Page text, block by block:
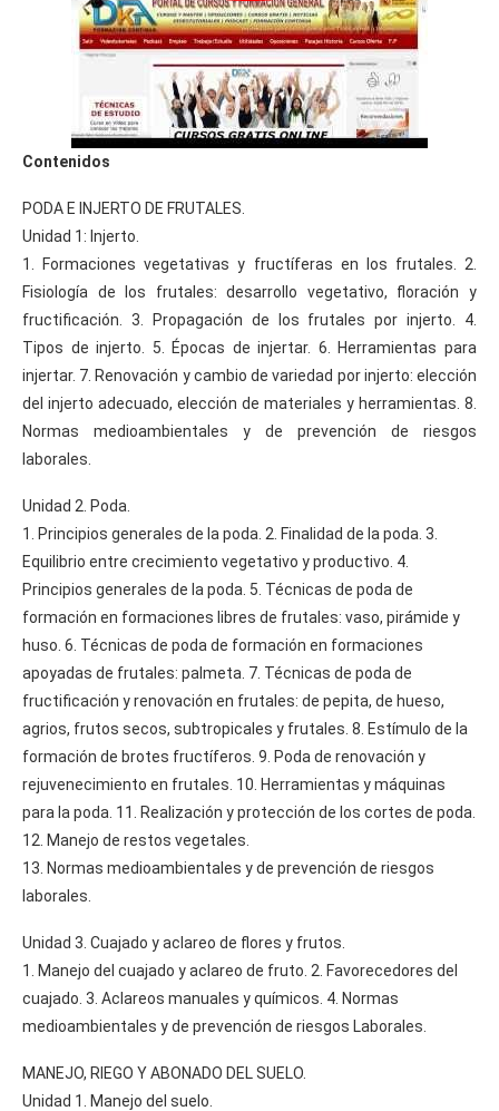
Contenidos
PODA E INJERTO DE FRUTALES.
Unidad 1: Injerto.
1. Formaciones vegetativas y fructíferas en los frutales. 2.
Fisiología de los frutales: desarrollo vegetativo, floración y
fructificación. 3. Propagación de los frutales por injerto. 4.
Tipos de injerto. 5. Épocas de injertar. 6. Herramientas para
injertar. 7. Renovación y cambio de variedad por injerto: elección
del injerto adecuado, elección de materiales y herramientas. 8.
Normas medioambientales y de prevención de riesgos
laborales.
Unidad 2. Poda.
1. Principios generales de la poda. 2. Finalidad de la poda. 3.
Equilibrio entre crecimiento vegetativo y productivo. 4.
Principios generales de la poda. 5. Técnicas de poda de
formación en formaciones libres de frutales: vaso, pirámide y
huso. 6. Técnicas de poda de formación en formaciones
apoyadas de frutales: palmeta. 7. Técnicas de poda de
fructificación y renovación en frutales: de pepita, de hueso,
agrios, frutos secos, subtropicales y frutales. 8. Estímulo de la
formación de brotes fructíferos. 9. Poda de renovación y
rejuvenecimiento en frutales. 10. Herramientas y máquinas
para la poda. 11. Realización y protección de los cortes de poda.
12. Manejo de restos vegetales.
13. Normas medioambientales y de prevención de riesgos
laborales.
Unidad 3. Cuajado y aclareo de flores y frutos.
1. Manejo del cuajado y aclareo de fruto. 2. Favorecedores del
cuajado. 3. Aclareos manuales y químicos. 4. Normas
medioambientales y de prevención de riesgos Laborales.
MANEJO, RIEGO Y ABONADO DEL SUELO.
Unidad 1. Manejo del suelo.